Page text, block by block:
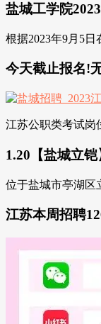
盐城工学院
根据2023年9月5
今天截止报名!
江苏公职类考试岗
1.20【盐城立
位于盐城市亭湖区
江苏本周招聘